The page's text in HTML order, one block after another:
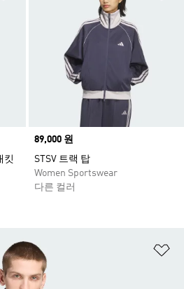
킷
Price
89,000 원
STSV 트랙 탑
Women Sportswear
다른 컬러